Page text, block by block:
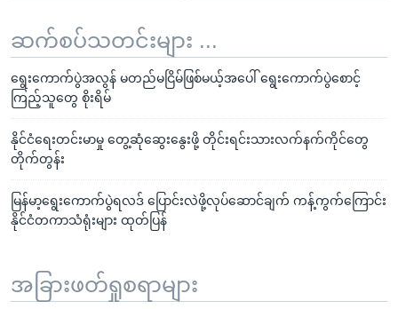
ဆက်စပ်သတင်းများ ...
ရွေးကောက်ပွဲအလွန် မတည်မငြိမ်ဖြစ်မယ့်အပေါ် ရွေးကောက်ပွဲစောင့်
ကြည့်သူတွေ စိုးရိမ်
နိုင်ငံရေးတင်းမာမှု တွေ့ဆုံဆွေးနွေးဖို့ တိုင်းရင်းသားလက်နက်ကိုင်တွေ
တိုက်တွန်း
မြန်မာ့ရွေးကောက်ပွဲရလဒ် ပြောင်းလဲဖို့လုပ်ဆောင်ချက် ကန့်ကွက်ကြောင်း
နိုင်ငံတကာသံရုံးများ ထုတ်ပြန်
အခြားဖတ်ရှုစရာများ